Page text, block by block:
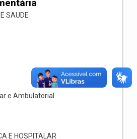
SAUDE
e Ambulatorial
E HOSPITALAR